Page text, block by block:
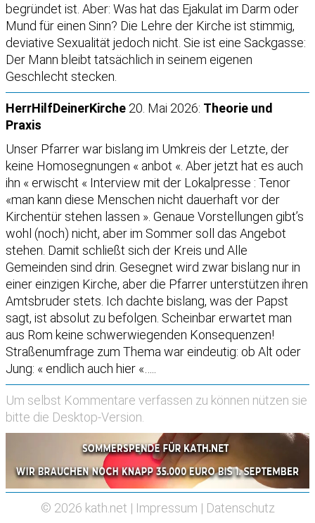
begründet ist. Aber: Was hat das Ejakulat im Darm oder
Mund für einen Sinn? Die Lehre der Kirche ist stimmig,
deviative Sexualität jedoch nicht. Sie ist eine Sackgasse:
Der Mann bleibt tatsächlich in seinem eigenen
Geschlecht stecken.
HerrHilfDeinerKirche 20. Mai 2026: Theorie und
Praxis
Unser Pfarrer war bislang im Umkreis der Letzte, der
keine Homosegnungen « anbot «. Aber jetzt hat es auch
ihn « erwischt « Interview mit der Lokalpresse : Tenor
«man kann diese Menschen nicht dauerhaft vor der
Kirchentür stehen lassen ». Genaue Vorstellungen gibt’s
wohl (noch) nicht, aber im Sommer soll das Angebot
stehen. Damit schließt sich der Kreis und Alle
Gemeinden sind drin. Gesegnet wird zwar bislang nur in
einer einzigen Kirche, aber die Pfarrer unterstützen ihren
Amtsbruder stets. Ich dachte bislang, was der Papst
sagt, ist absolut zu befolgen. Scheinbar erwartet man
aus Rom keine schwerwiegenden Konsequenzen!
Straßenumfrage zum Thema war eindeutig: ob Alt oder
Jung: « endlich auch hier «…..
Um selbst Kommentare verfassen zu können nützen sie
bitte die Desktop-Version
© 2026 kath.net | Impressum | Datenschutz